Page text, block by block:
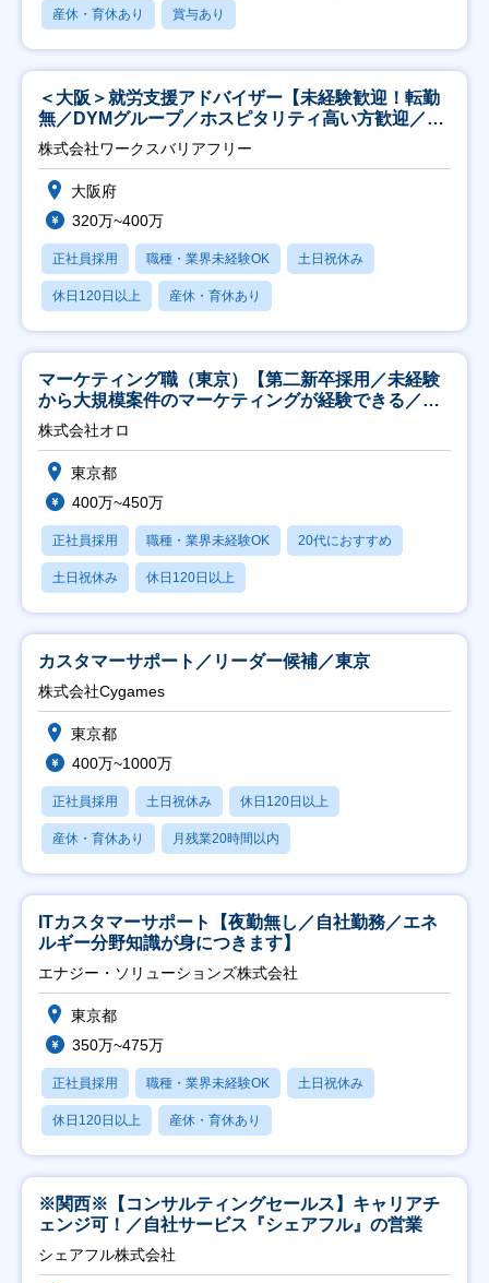
産休・育休あり 賞与あり
＜大阪＞就労支援アドバイザー【未経験歓迎！転勤
無／DYMグループ／ホスピタリティ高い方歓迎／土
日祝】
株式会社ワークスバリアフリー
大阪府
320万~400万
正社員採用 職種・業界未経験OK 土日祝休み
休日120日以上 産休・育休あり
マーケティング職（東京）【第二新卒採用／未経験
から大規模案件のマーケティングが経験できる／研
修充実】
株式会社オロ
東京都
400万~450万
正社員採用 職種・業界未経験OK 20代におすすめ
土日祝休み 休日120日以上
カスタマーサポート／リーダー候補／東京
株式会社Cygames
東京都
400万~1000万
正社員採用 土日祝休み 休日120日以上
産休・育休あり 月残業20時間以内
ITカスタマーサポート【夜勤無し／自社勤務／エネ
ルギー分野知識が身につきます】
エナジー・ソリューションズ株式会社
東京都
350万~475万
正社員採用 職種・業界未経験OK 土日祝休み
休日120日以上 産休・育休あり
※関西※【コンサルティングセールス】キャリアチ
ェンジ可！／自社サービス『シェアフル』の営業
シェアフル株式会社